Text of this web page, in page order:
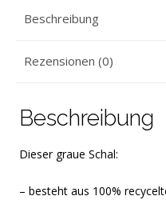
Beschreibung
Rezensionen (0)
Beschreibung
Dieser graue Schal:
– besteht aus 100%